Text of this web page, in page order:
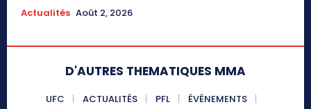
Actualités Août 2, 2026
D'AUTRES THEMATIQUES MMA
UFC ACTUALITÉS PFL
ÉVÉNEMENTS